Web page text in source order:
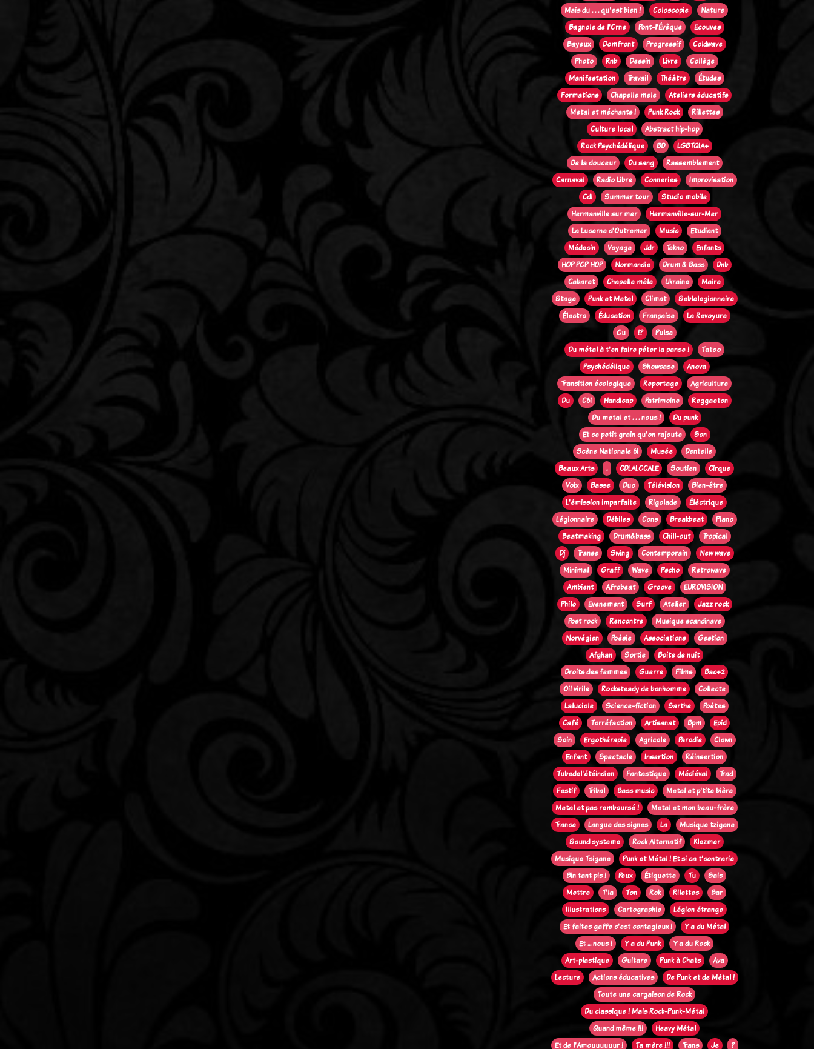
Mais du . . . qu'est bien !
Coloscopie
Nature
Bagnole de l'Orne
Pont-l'Évêque
Ecouves
Bayeux
Domfront Progressif
Coldwave
Photo
Rnb Dessin Livre
Collège
Manifestation
Travail Théâtre
Études
Formations
Chapelle mele
Ateliers éducatifs
Metal et méchants !
Punk Rock
Rillettes
Culture local
Abstract hip-hop
Rock Psychédélique
BD
LGBTQIA+
De la douceur
Du sang
Rassemblement
Carnaval
Radio Libre Conneries
Improvisation
Cdl
Summer tour
Studio mobile
Hermanville sur mer
Hermanville-sur-Mer
La Lucerne d'Outremer
Music
Etudiant
Médecin
Voyage Jdr Tekno
Enfants
HOP POP HOP
Normandie Drum & Bass
Dnb
Cabaret
Chapelle mêle Ukraine
Maire
Stage
Punk et Metal Climat
Seblelegionnaire
Électro
Éducation Française
La Revoyure
Ou
!?
Pulse
Du métal à t'en faire péter la panse !
Tatoo
Psychédélique
Showcase
Anova
Transition écologique
Reportage
Agriculture
Du
C61 Handicap Patrimoine
Reggaeton
Du metal et . . . nous !
Du punk
Et ce petit grain qu'on rajoute
Son
Scène Nationale 61
Musée
Dentelle
Beaux Arts
. CDLALOCALE Soutien
Cirque
Voix
Basse Duo Télévision
Bien-être
L'émission imparfaite
Rigolade
Éléctrique
Légionnaire
Débiles Cons Breakbeat
Piano
Beatmaking
Drum&bass Chill-out
Tropical
Dj
Transe Swing Contemporain
New wave
Minimal
Graff Wave Pscho
Retrowave
Ambient
Afrobeat Groove
EUROVISION
Philo
Evenement Surf Atelier
Jazz rock
Post rock
Rencontre
Musique scandinave
Norvégien
Poèsie Associations
Gestion
Afghan
Sortie
Boite de nuit
Droits des femmes
Guerre Films
Bac+2
Oi! virile
Rocksteady de bonhomme
Collecte
Laluciole
Science-fiction Sarthe
Poètes
Café
Torréfaction Artisanat Bpm
Epid
Soin
Ergothérapie Agricole Parodie
Clown
Enfant
Spectacle Insertion
Réinsertion
Tubedel'étéindien
Fantastique Médiéval
Trad
Festif
Tribal Bass music
Metal et p'tite bière
Metal et pas remboursé !
Metal et mon beau-frère
Trance
Langue des signes La
Musique tzigane
Sound systeme
Rock Alternatif
Klezmer
Musique Tsigane
Punk et Métal ! Et si ca t'contrarie
Bin tant pis !
Peux Étiquette Tu
Sais
Mettre
T'la Ton Rok Rilettes
Bar
Illustrations
Cartographie
Légion étrange
Et faites gaffe c'est contagieux !
Y a du Métal
Et ... nous !
Y a du Punk
Y a du Rock
Art-plastique
Guitare Punk à Chats
Ava
Lecture
Actions éducatives
De Punk et de Métal !
Toute une cargaison de Rock
Du classique ! Mais Rock-Punk-Métal
Quand même !!!
Heavy Métal
Et de l'Amouuuuuur !
Ta mère !!! Trans Je ?